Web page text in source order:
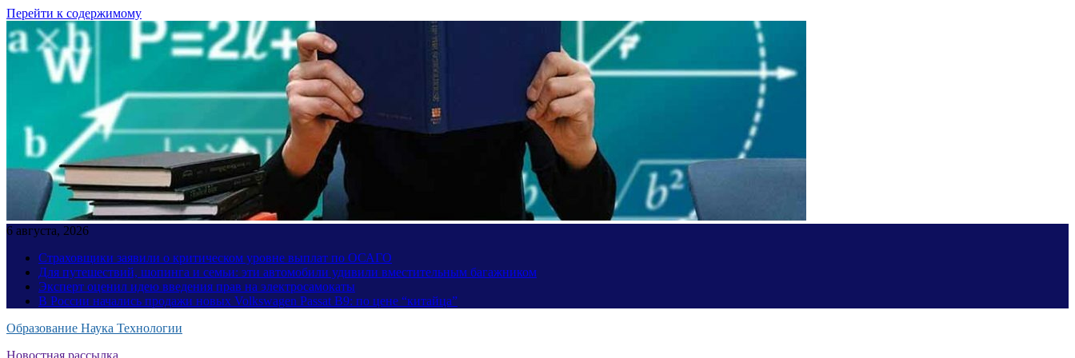
Перейти к содержимому
6 августа, 2026
Страховщики заявили о критическом уровне выплат по ОСАГО
Для путешествий, шопинга и семьи: эти автомобили удивили вместительным багажником
Эксперт оценил идею введения прав на электросамокаты
В России начались продажи новых Volkswagen Passat B9: по цене “китайца”
Образование Наука Технологии
Новостная рассылка